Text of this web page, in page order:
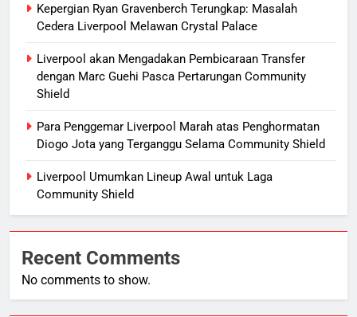
Kepergian Ryan Gravenberch Terungkap: Masalah
Cedera Liverpool Melawan Crystal Palace
Liverpool akan Mengadakan Pembicaraan Transfer
dengan Marc Guehi Pasca Pertarungan Community
Shield
Para Penggemar Liverpool Marah atas Penghormatan
Diogo Jota yang Terganggu Selama Community Shield
Liverpool Umumkan Lineup Awal untuk Laga
Community Shield
Recent Comments
No comments to show.